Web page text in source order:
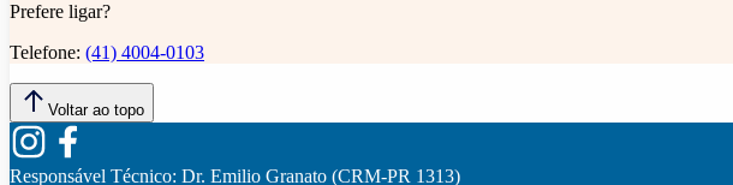
Prefere ligar?
Telefone: (41) 4004-0103
Voltar ao topo
Responsável Técnico: Dr. Emilio Granato (CRM-PR 1313)